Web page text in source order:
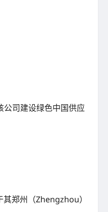
司建设绿色中国供应
郑州（Zhengzhou）